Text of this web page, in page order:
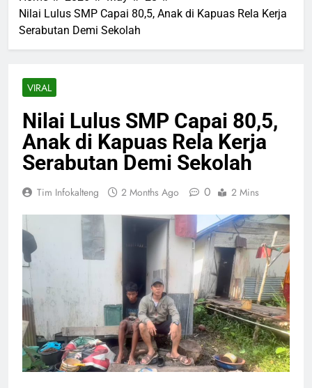
Nilai Lulus SMP Capai 80,5, Anak di Kapuas Rela Kerja
Serabutan Demi Sekolah
VIRAL
Nilai Lulus SMP Capai 80,5,
Anak di Kapuas Rela Kerja
Serabutan Demi Sekolah
Tim Infokalteng 2 Months Ago 0 2 Mins